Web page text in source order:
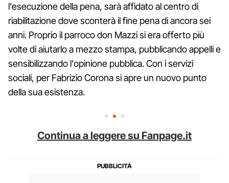
l'esecuzione della pena, sarà affidato al centro di
riabilitazione dove sconterà il fine pena di ancora sei
anni. Proprio il parroco don Mazzi si era offerto più
volte di aiutarlo a mezzo stampa, pubblicando appelli e
sensibilizzando l'opinione pubblica. Con i servizi
sociali, per Fabrizio Corona si apre un nuovo punto
della sua esistenza.
Continua a leggere su Fanpage.it